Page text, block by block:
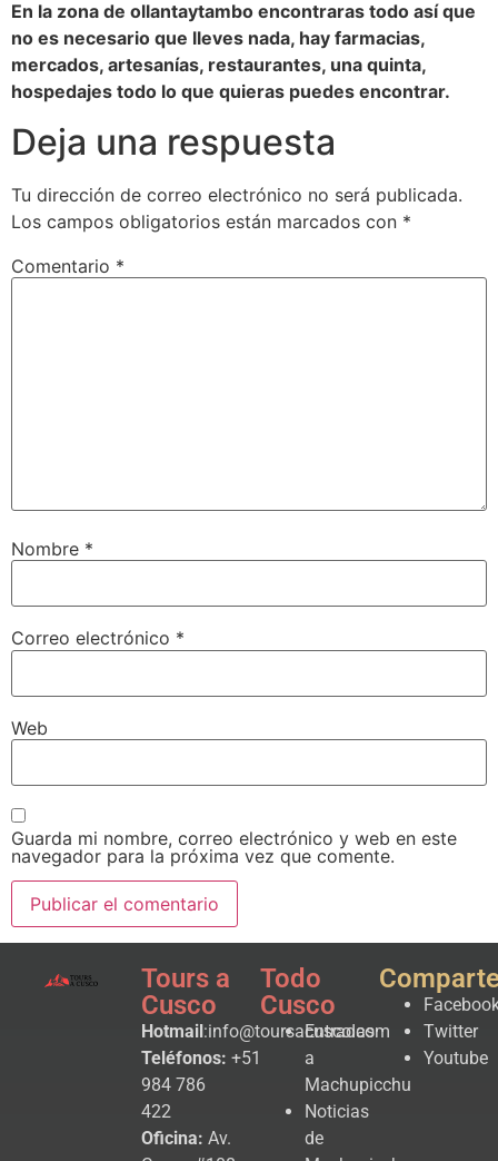
En la zona de ollantaytambo encontraras todo así que
no es necesario que lleves nada, hay farmacias,
mercados, artesanías, restaurantes, una quinta,
hospedajes todo lo que quieras puedes encontrar.
Deja una respuesta
Tu dirección de correo electrónico no será publicada.
Los campos obligatorios están marcados con *
Comentario *
Nombre *
Correo electrónico *
Web
Guarda mi nombre, correo electrónico y web en este
navegador para la próxima vez que comente.
Tours a
Cusco
Hotmail :info@toursacusco.com
Teléfonos: +51
984 786
422
Oficina: Av.
Todo
Cusco
Entradas
a
Machupicchu
Noticias
de
Twitter
Youtube